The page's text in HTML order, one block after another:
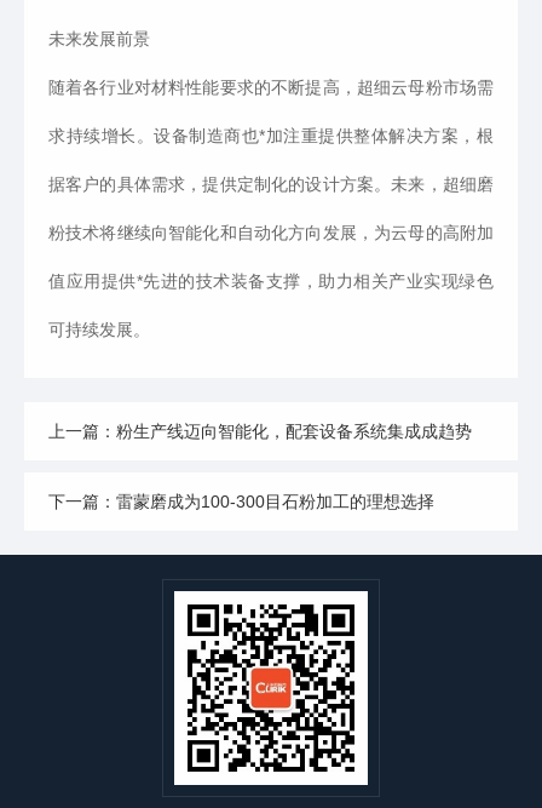
未来发展前景
随着各行业对材料性能要求的不断提高，超细云母粉市场需
求持续增长。设备制造商也*加注重提供整体解决方案，根
据客户的具体需求，提供定制化的设计方案。未来，超细磨
粉技术将继续向智能化和自动化方向发展，为云母的高附加
值应用提供*先进的技术装备支撑，助力相关产业实现绿色
可持续发展。
上一篇：粉生产线迈向智能化，配套设备系统集成成趋势
下一篇：雷蒙磨成为100-300目石粉加工的理想选择